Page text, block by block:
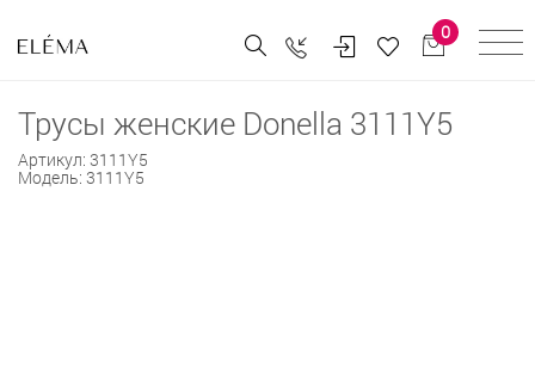
0
Трусы женские Donella 3111Y5
Артикул: 3111Y5
Модель: 3111Y5